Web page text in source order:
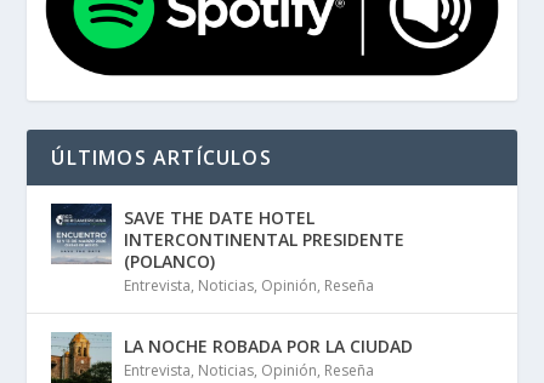
ÚLTIMOS ARTÍCULOS
SAVE THE DATE HOTEL
INTERCONTINENTAL PRESIDENTE
(POLANCO)
Entrevista, Noticias, Opinión, Reseña
LA NOCHE ROBADA POR LA CIUDAD
Entrevista, Noticias, Opinión, Reseña